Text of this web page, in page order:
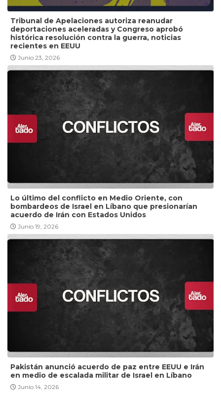
Tribunal de Apelaciones autoriza reanudar
deportaciones aceleradas y Congreso aprobó
histórica resolución contra la guerra, noticias
recientes en EEUU
Junio 23, 2026
Lo último del conflicto en Medio Oriente, con
bombardeos de Israel en Líbano que presionarían
acuerdo de Irán con Estados Unidos
Junio 19, 2026
Pakistán anunció acuerdo de paz entre EEUU e Irán
en medio de escalada militar de Israel en Líbano
Junio 14, 2026